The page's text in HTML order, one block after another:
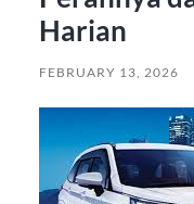
Harian
FEBRUARY 13, 2026